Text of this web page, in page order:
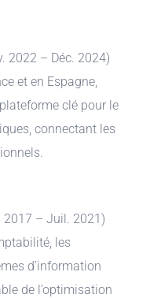
2022 – Déc. 2024)
et en Espagne,
clé pour le
connectant les
2017 – Juil. 2021)
les
d’information
de l’optimisation